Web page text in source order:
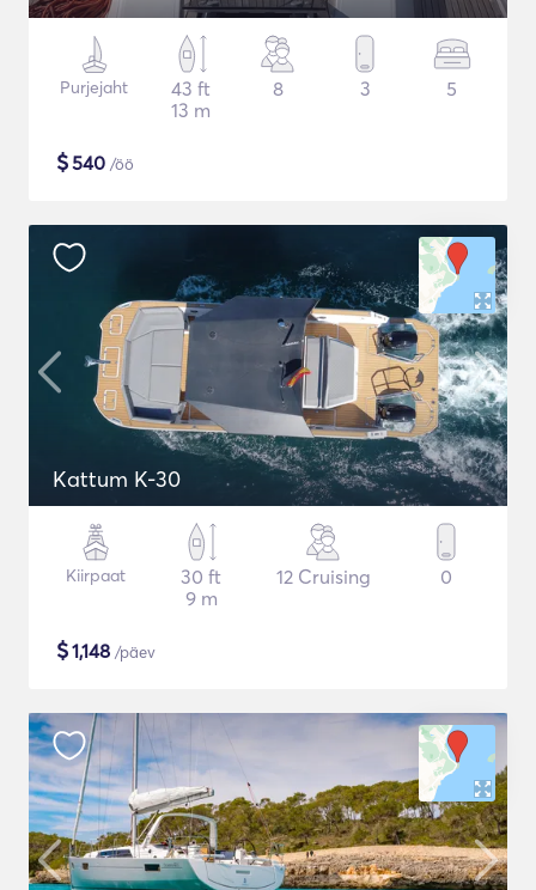
Purjejaht
43 ft
13 m
8 3 5
$540 /öö
Kattum K-30
Kiirpaat
30 ft
9 m
12 Cruising 0
$1,148 /päev